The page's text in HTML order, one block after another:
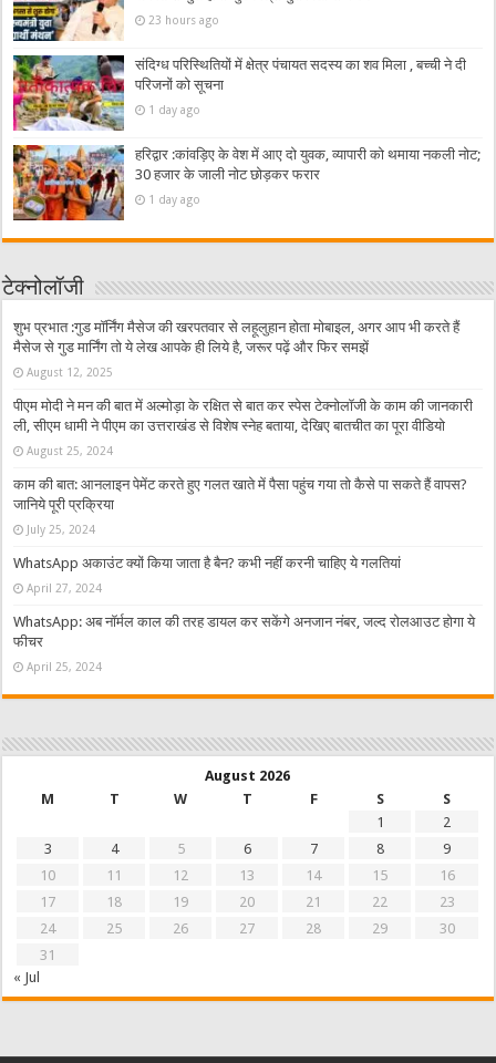
23 hours ago
संदिग्ध परिस्थितियों में क्षेत्र पंचायत सदस्य का शव मिला , बच्ची ने दी
परिजनों को सूचना
1 day ago
हरिद्वार :कांवड़िए के वेश में आए दो युवक, व्यापारी को थमाया नकली नोट;
30 हजार के जाली नोट छोड़कर फरार
1 day ago
टेक्नोलॉजी
शुभ प्रभात :गुड मॉर्निंग मैसेज की खरपतवार से लहूलुहान होता मोबाइल, अगर आप भी करते हैं
मैसेज से गुड मार्निंग तो ये लेख आपके ही लिये है, जरूर पढ़ें और फिर समझें
August 12, 2025
पीएम मोदी ने मन की बात में अल्मोड़ा के रक्षित से बात कर स्पेस टेक्नोलॉजी के काम की जानकारी
ली, सीएम धामी ने पीएम का उत्तराखंड से विशेष स्नेह बताया, देखिए बातचीत का पूरा वीडियो
August 25, 2024
काम की बात: आनलाइन पेमेंट करते हुए गलत खाते में पैसा पहुंच गया तो कैसे पा सकते हैं वापस?
जानिये पूरी प्रक्रिया
July 25, 2024
WhatsApp अकाउंट क्यों किया जाता है बैन? कभी नहीं करनी चाहिए ये गलतियां
April 27, 2024
WhatsApp: अब नॉर्मल काल की तरह डायल कर सकेंगे अनजान नंबर, जल्द रोलआउट होगा ये
फीचर
April 25, 2024
August 2026
M
T W T F S
S
1
2
3
4 5 6 7 8
9
10
11 12 13 14 15
16
17
18 19 20 21 22
23
24
25 26 27 28 29
30
31
« Jul